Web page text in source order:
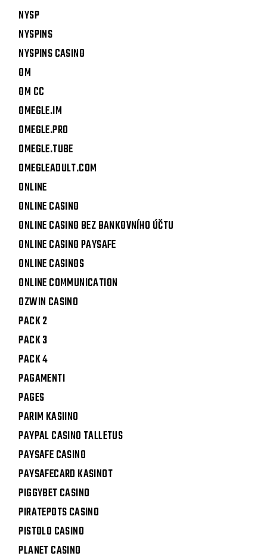
NYSP
NYSPINS
NYSPINS CASINO
OM
OM CC
OMEGLE.IM
OMEGLE.PRO
OMEGLE.TUBE
OMEGLEADULT.COM
ONLINE
ONLINE CASINO
ONLINE CASINO BEZ BANKOVNÍHO ÚČTU
ONLINE CASINO PAYSAFE
ONLINE CASINOS
ONLINE COMMUNICATION
OZWIN CASINO
PACK 2
PACK 3
PACK 4
PAGAMENTI
PAGES
PARIM KASIINO
PAYPAL CASINO TALLETUS
PAYSAFE CASINO
PAYSAFECARD KASINOT
PIGGYBET CASINO
PIRATEPOTS CASINO
PISTOLO CASINO
PLANET CASINO